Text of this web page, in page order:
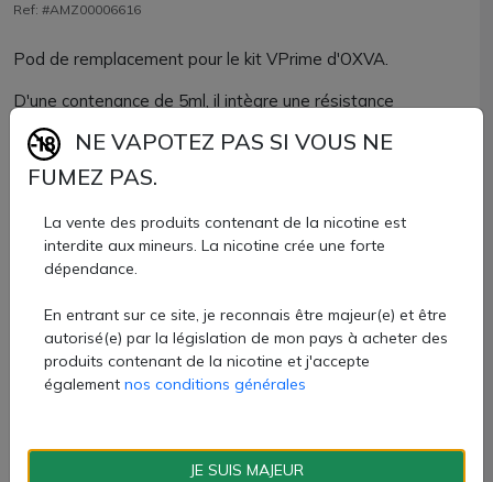
Ref: #AMZ00006616
Pod de remplacement pour le kit VPrime d'OXVA.
D'une contenance de 5ml, il intègre une résistance
proposée en 0.2; 0.4; 0.6 ou 0.8ohm.
Vendu par pack de 2 unités
9,30 €
Quantité
AJOUTER À MON PANIER
Paiement 100% sécurisé
NE VAPOTEZ PAS SI VOUS NE
FUMEZ PAS.
La vente des produits contenant de la nicotine est
interdite aux mineurs. La nicotine crée une forte
dépendance.
En entrant sur ce site, je reconnais être majeur(e) et être
autorisé(e) par la législation de mon pays à acheter des
produits contenant de la nicotine et j'accepte
également nos conditions générales
JE SUIS MAJEUR